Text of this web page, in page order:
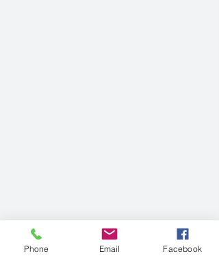
Phone Email Facebook